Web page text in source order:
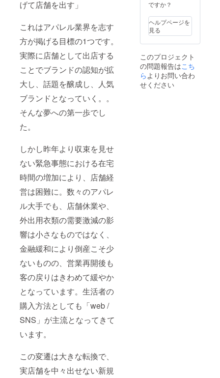
げて店舗を出す」
これはアパレル業界を志す
方が掲げる目標の1つです。
実際に店舗として出店する
ことでブランドの認知が拡
大し、話題を醸成し、人気
ブランドとなっていく。。
そんな夢への第一歩でし
た。
しかし昨年より収束を見せ
ない緊急事態における在宅
時間の増加により、店舗経
営は困難に。数々のアパレ
ル大手でも、店舗休業や、
外出用衣類の需要激減の影
響は小さなものではなく、
金融緩和により倒産こそ少
ないものの、営業再開後も
客の戻りはきわめて緩やか
となっています。生活者の
購入方法としても「web /
SNS」が主流となってきて
います。
この変遷は大きな転換で、
実店舗を中々出せない新規
※公序良
する内
容、法
令に違
反する
どはお
受けで
きませ
ん。
ですか？
ヘルプページを
見る
このプロジェクト
の問題報告はこち
ら よりお問い合わ
せください